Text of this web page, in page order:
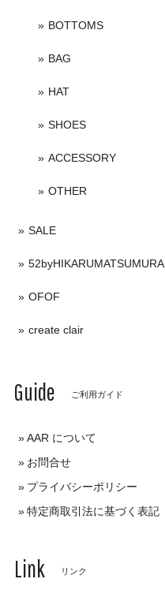
BOTTOMS
BAG
HAT
SHOES
ACCESSORY
OTHER
SALE
52byHIKARUMATSUMURA
OFOF
create clair
Guide ご利用ガイド
AAR について
お問合せ
プライバシーポリシー
特定商取引法に基づく表記
Link リンク